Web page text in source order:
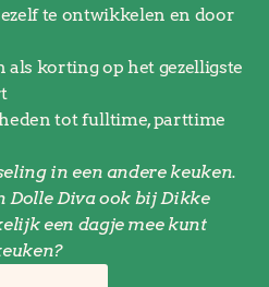
te ontwikkelen en door
als korting op het gezelligste
tot fulltime, parttime
in een andere keuken.
Dolle Diva ook bij Dikke
een dagje mee kunt